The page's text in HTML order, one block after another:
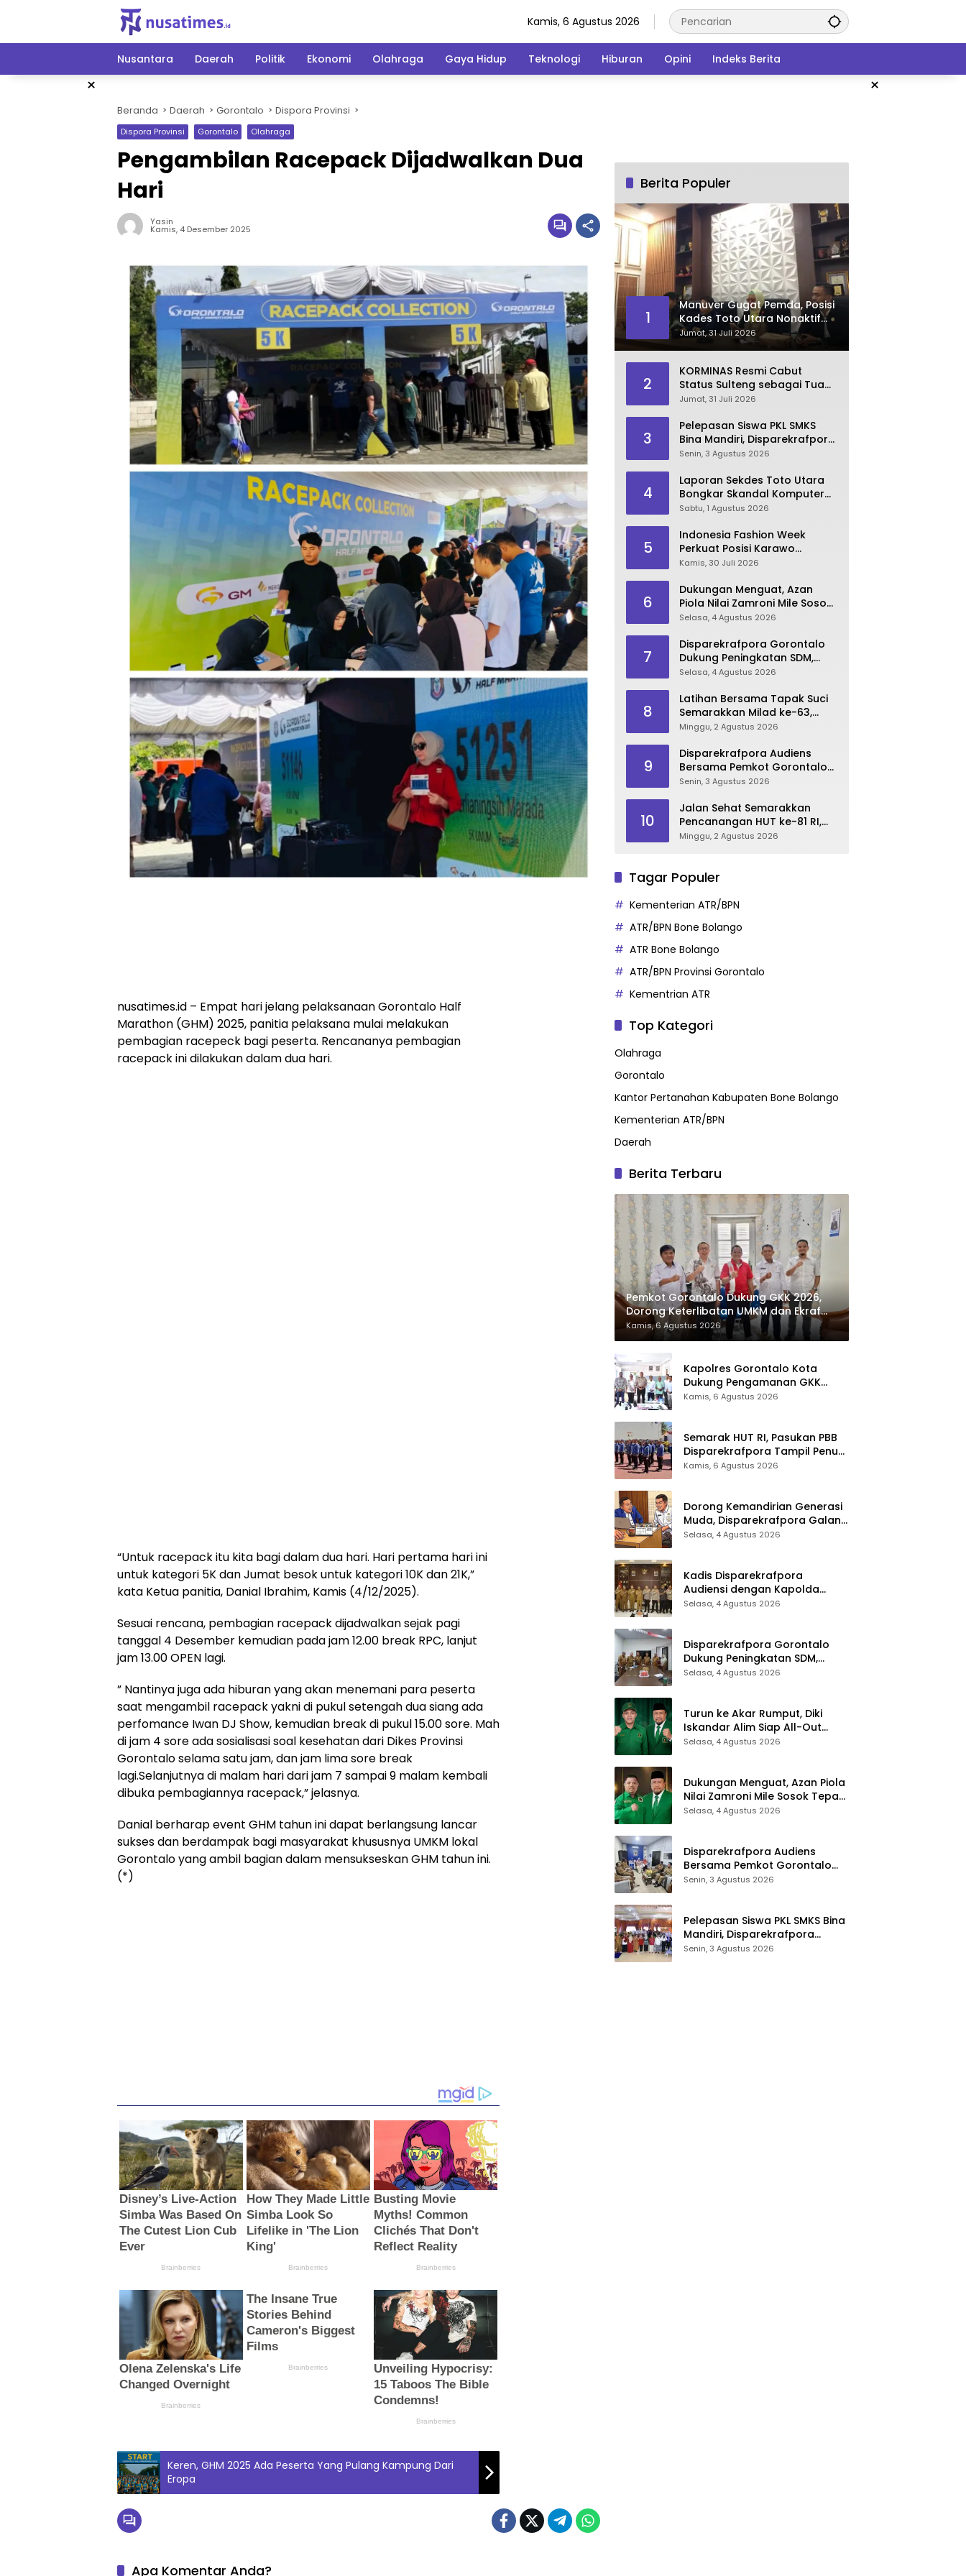
Kamis, 6 Agustus 2026
Nusantara Daerah Politik Ekonomi Olahraga Gaya Hidup Teknologi Hiburan Opini Indeks Berita
× ×
Beranda Daerah Gorontalo Dispora Provinsi
Dispora Provinsi Gorontalo Olahraga
Pengambilan Racepack Dijadwalkan Dua
Hari
Yasin
Kamis, 4 Desember 2025
nusatimes.id – Empat hari jelang pelaksanaan Gorontalo Half
Marathon (GHM) 2025, panitia pelaksana mulai melakukan
pembagian racepeck bagi peserta. Rencananya pembagian
racepack ini dilakukan dalam dua hari.
“Untuk racepack itu kita bagi dalam dua hari. Hari pertama hari ini
untuk kategori 5K dan Jumat besok untuk kategori 10K dan 21K,”
kata Ketua panitia, Danial Ibrahim, Kamis (4/12/2025).
Sesuai rencana, pembagian racepack dijadwalkan sejak pagi
tanggal 4 Desember kemudian pada jam 12.00 break RPC, lanjut
jam 13.00 OPEN lagi.
” Nantinya juga ada hiburan yang akan menemani para peserta
saat mengambil racepack yakni di pukul setengah dua siang ada
perfomance Iwan DJ Show, kemudian break di pukul 15.00 sore. Mah
di jam 4 sore ada sosialisasi soal kesehatan dari Dikes Provinsi
Gorontalo selama satu jam, dan jam lima sore break
lagi.Selanjutnya di malam hari dari jam 7 sampai 9 malam kembali
dibuka pembagiannya racepack,” jelasnya.
Danial berharap event GHM tahun ini dapat berlangsung lancar
sukses dan berdampak bagi masyarakat khususnya UMKM lokal
Gorontalo yang ambil bagian dalam mensukseskan GHM tahun ini.
(*)
Keren, GHM 2025 Ada Peserta Yang Pulang Kampung Dari
Eropa
Apa Komentar Anda?
Berita Populer
1
Manuver Gugat Pemda, Posisi
Kades Toto Utara Nonaktif
Dinilai Kian Terpuruk
Jumat, 31 Juli 2026
2
KORMINAS Resmi Cabut
Status Sulteng sebagai Tuan
Rumah FORNAS IX 2027
Jumat, 31 Juli 2026
3
Pelepasan Siswa PKL SMKS
Bina Mandiri, Disparekrafpora
Dorong Lahirnya SDM
Senin, 3 Agustus 2026
4
Laporan Sekdes Toto Utara
Bongkar Skandal Komputer
‘Siluman’ 2025
Sabtu, 1 Agustus 2026
5
Indonesia Fashion Week
Perkuat Posisi Karawo
sebagai Identitas dan
Gorontalo
Kamis, 30 Juli 2026
6
Dukungan Menguat, Azan
Piola Nilai Zamroni Mile Sosok
Tepat Teruskan
Selasa, 4 Agustus 2026
7
Disparekrafpora Gorontalo
Dukung Peningkatan SDM,
Berikan Rekomendasi Studi S3
Selasa, 4 Agustus 2026
8
Latihan Bersama Tapak Suci
Semarakkan Milad ke-63,
Sultan Kalupe Ajak Atlet
Minggu, 2 Agustus 2026
9
Disparekrafpora Audiens
Bersama Pemkot Gorontalo
Bahas Dukungan GKK 2026
Senin, 3 Agustus 2026
10
Jalan Sehat Semarakkan
Pencanangan HUT ke-81 RI,
Danau Perintis Jadi Etalase
Minggu, 2 Agustus 2026
Tagar Populer
Kementerian ATR/BPN
ATR/BPN Bone Bolango
ATR Bone Bolango
ATR/BPN Provinsi Gorontalo
Kementrian ATR
Top Kategori
Olahraga
Gorontalo
Kantor Pertanahan Kabupaten Bone Bolango
Kementerian ATR/BPN
Daerah
Berita Terbaru
Pemkot Gorontalo Dukung GKK 2026,
Dorong Keterlibatan UMKM dan Ekraf
Lokal
Kamis, 6 Agustus 2026
Kapolres Gorontalo Kota
Dukung Pengamanan GKK
2026, Disparekrafpora Perkuat
Kamis, 6 Agustus 2026
Semarak HUT RI, Pasukan PBB
Disparekrafpora Tampil Penuh
Semangat
Kamis, 6 Agustus 2026
Dorong Kemandirian Generasi
Muda, Disparekrafpora Galang
Dukungan Penuh Para Aleg
Selasa, 4 Agustus 2026
Kadis Disparekrafpora
Audiensi dengan Kapolda
Gorontalo, Perkuat Sinergi
Selasa, 4 Agustus 2026
Disparekrafpora Gorontalo
Dukung Peningkatan SDM,
Berikan Rekomendasi Studi S3
Selasa, 4 Agustus 2026
Turun ke Akar Rumput, Diki
Iskandar Alim Siap All-Out
Menangkan Zamroni Mile di
Selasa, 4 Agustus 2026
Dukungan Menguat, Azan Piola
Nilai Zamroni Mile Sosok Tepat
Teruskan Pembangunan Bone
Selasa, 4 Agustus 2026
Disparekrafpora Audiens
Bersama Pemkot Gorontalo
Bahas Dukungan GKK 2026
Senin, 3 Agustus 2026
Pelepasan Siswa PKL SMKS Bina
Mandiri, Disparekrafpora
Dorong Lahirnya SDM
Senin, 3 Agustus 2026